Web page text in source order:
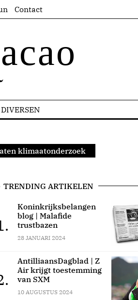
Contact
DIVERSEN
klimaatonderzoek
TRENDING ARTIKELEN
Koninkrijksbelangen
blog | Malafide
trustbazen
28 JANUARI 2024
AntilliaansDagblad | Z
Air krijgt toestemming
van SXM
10 AUGUSTUS 2024